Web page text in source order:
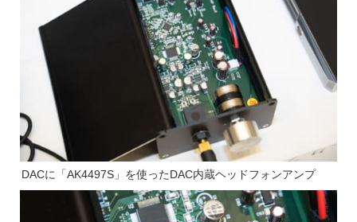
DACに「AK4497S」を使ったDAC内蔵ヘッドフォンアンプ